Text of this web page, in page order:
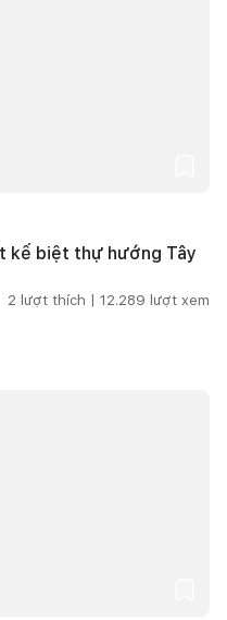
kế biệt thự hướng Tây
2 lượt thích | 12.289 lượt xem